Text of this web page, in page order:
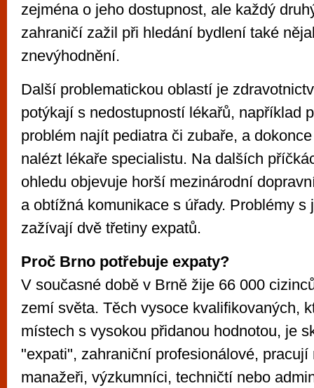
zejména o jeho dostupnost, ale každý
zahraničí zažil při hledání bydlení také
znevýhodnění.
Další problematickou oblastí je
potýkají s nedostupností lékařů, například
problém najít pediatra či zubaře, a
nalézt lékaře specialistu. Na dalších
ohledu objevuje horší mezinárodní
a obtížná komunikace s úřady. Problémy s
zažívají dvě třetiny expatů.
Proč Brno potřebuje expaty?
V současné době v Brně žije 66 000
zemí světa. Těch vysoce kvalifikovaných,
místech s vysokou přidanou hodnotou, je
"expati", zahraniční profesionálové, pracují
manažeři, výzkumníci, techničtí nebo